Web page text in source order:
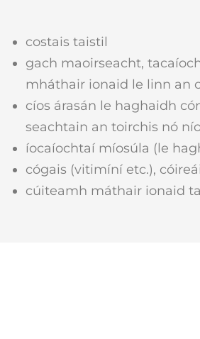
costais taistil
gach maoirseacht,
mháthair ionaid le linn an
cíos árasán le haghaidh
seachtain an toirchis nó
íocaíochtaí míosúla (le
cógais (vitimíní etc.),
cúiteamh máthair ionaid